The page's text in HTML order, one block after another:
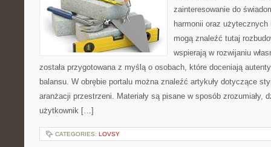
zainteresowanie do
harmonii oraz
mogą znaleźć tutaj
wspierają w rozwijaniu
została przygotowana z myślą o osobach, które doceniają
balansu. W obrębie portalu można znaleźć artykuły dotyczące
aranżacji przestrzeni. Materiały są pisane w sposób zrozumiały,
użytkownik […]
CATEGORIES: LOVSY